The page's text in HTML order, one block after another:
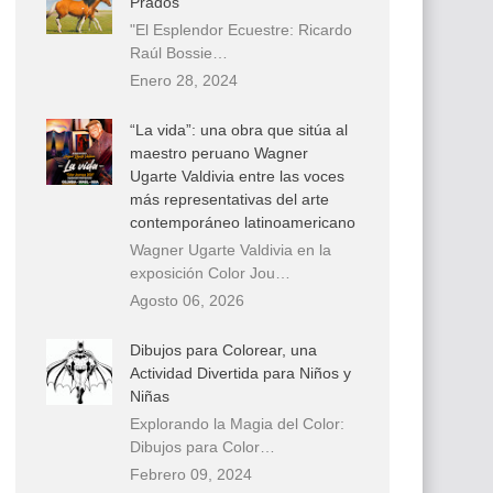
"El Esplendor Ecuestre: Ricardo
Raúl Bossie…
Enero 28, 2024
“La vida”: una obra que sitúa al
maestro peruano Wagner
Ugarte Valdivia entre las voces
más representativas del arte
contemporáneo latinoamericano
Wagner Ugarte Valdivia en la
exposición Color Jou…
Agosto 06, 2026
Dibujos para Colorear, una
Actividad Divertida para Niños y
Niñas
Explorando la Magia del Color:
Dibujos para Color…
Febrero 09, 2024